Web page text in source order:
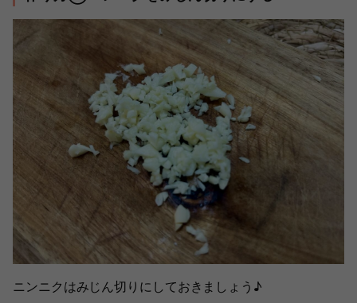
ニンニクはみじん切りにしておきましょう♪